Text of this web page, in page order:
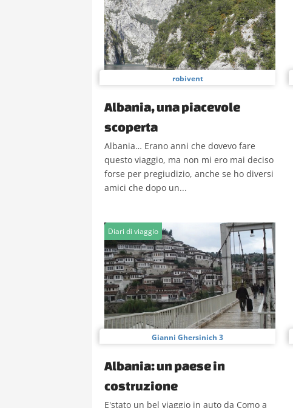
robivent
Albania, una piacevole
scoperta
Albania… Erano anni che dovevo fare
questo viaggio, ma non mi ero mai deciso
forse per pregiudizio, anche se ho diversi
amici che dopo un...
Diari di viaggio
Gianni Ghersinich 3
Albania: un paese in
costruzione
E'stato un bel viaggio in auto da Como a